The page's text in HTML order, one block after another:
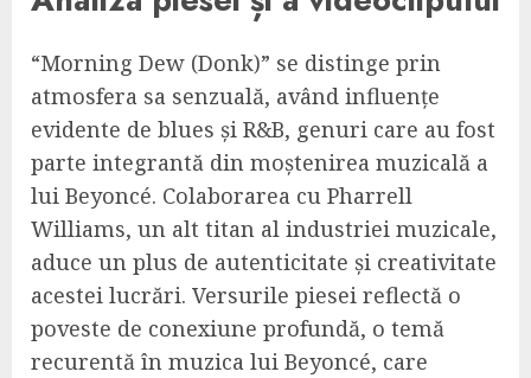
“Morning Dew (Donk)” se distinge prin
atmosfera sa senzuală, având influențe
evidente de blues și R&B, genuri care au fost
parte integrantă din moștenirea muzicală a
lui Beyoncé. Colaborarea cu Pharrell
Williams, un alt titan al industriei muzicale,
aduce un plus de autenticitate și creativitate
acestei lucrări. Versurile piesei reflectă o
poveste de conexiune profundă, o temă
recurentă în muzica lui Beyoncé, care